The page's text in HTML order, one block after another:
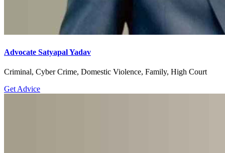
Advocate Satyapal Yadav
Criminal, Cyber Crime, Domestic Violence, Family, High Court
Get Advice